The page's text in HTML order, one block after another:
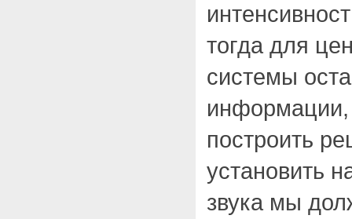
тогда для
системы
информации,
построить
установить
звука мы